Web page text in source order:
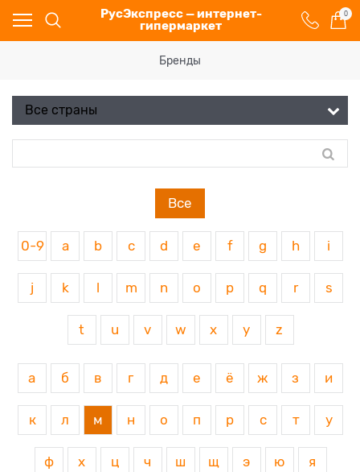
РусЭкспресс — интернет-
гипермаркет
0
Бренды
Все
0-9 a b c d e f g h i
j k m n o p q r s
t u v w x y z
а б в г д е ё ж з и
к л м н о п р с т у
ф х ц ч ш щ э ю я